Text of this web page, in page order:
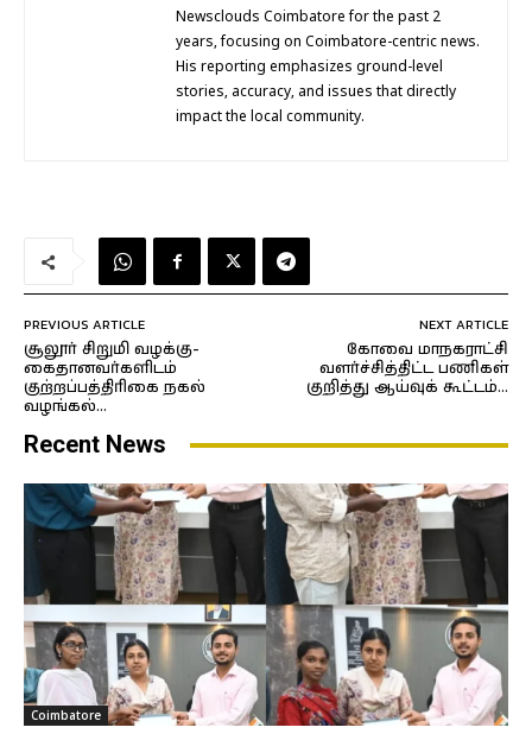
Newsclouds Coimbatore for the past 2
years, focusing on Coimbatore-centric news.
His reporting emphasizes ground-level
stories, accuracy, and issues that directly
impact the local community.
PREVIOUS ARTICLE
சூலூர் சிறுமி வழக்கு-
கைதானவர்களிடம்
குற்றப்பத்திரிகை நகல்
வழங்கல்…
NEXT ARTICLE
கோவை மாநகராட்சி
வளர்ச்சித்திட்ட பணிகள்
குறித்து ஆய்வுக் கூட்டம்…
Recent News
Coimbatore